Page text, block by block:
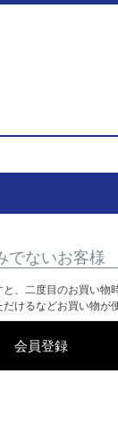
でないお客様
、二度目のお買い物
けるなどお買い物が
会員登録